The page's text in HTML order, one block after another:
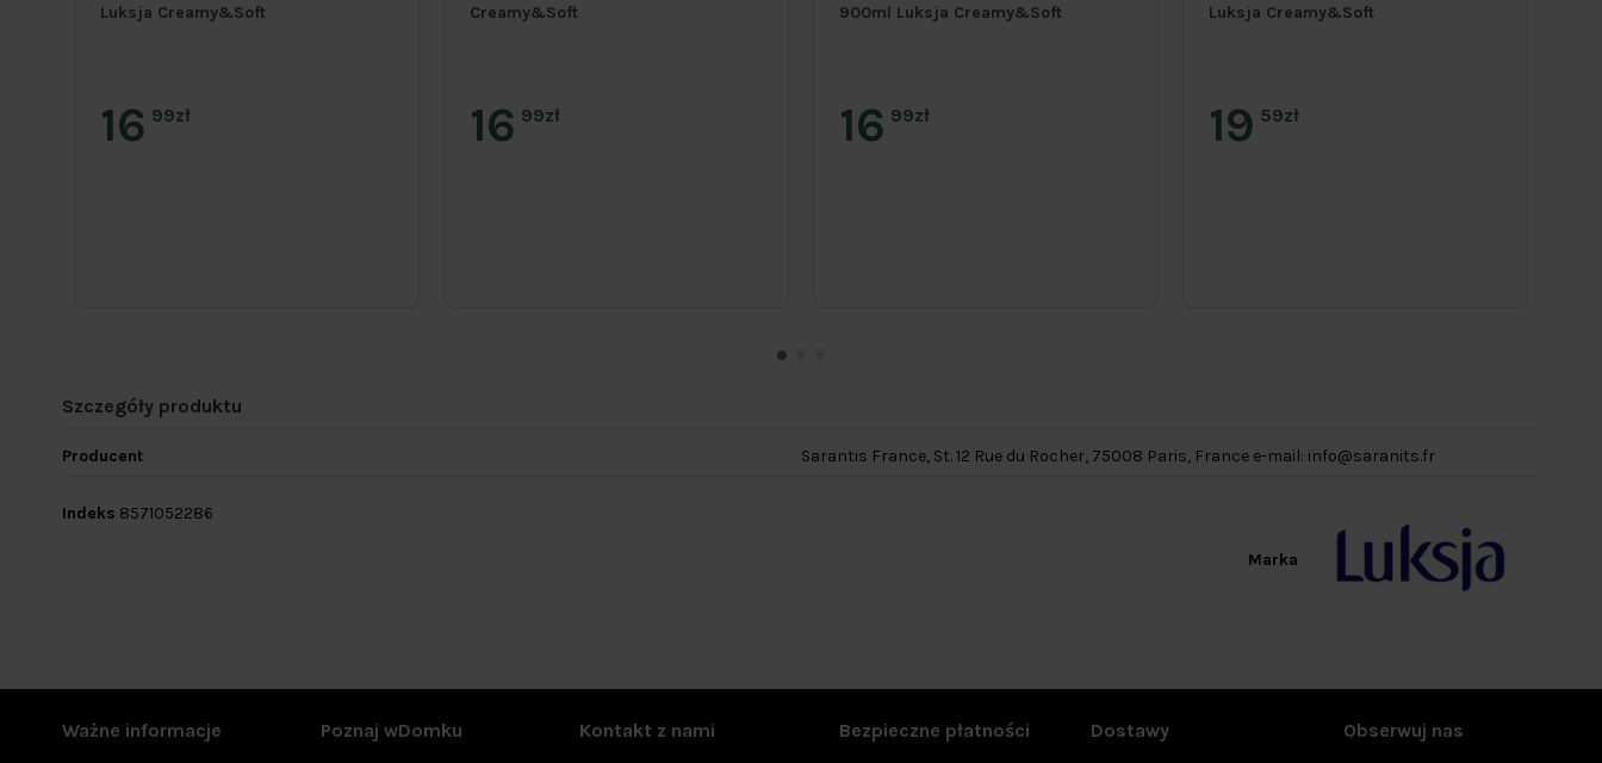
Luksja Creamy&Soft
16 99zł
Creamy&Soft
16 99zł
900ml Luksja Creamy&Soft
16 99zł
Luksja Creamy&Soft
19 59zł
Szczegóły produktu
Producent Sarantis France, St. 12 Rue du Rocher, 75008 Paris, France e-mail: info@saranits.fr
Marka
Indeks 8571052286
Ważne informacje Poznaj wDomku Kontakt z nami Bezpieczne płatności Dostawy Obserwuj nas